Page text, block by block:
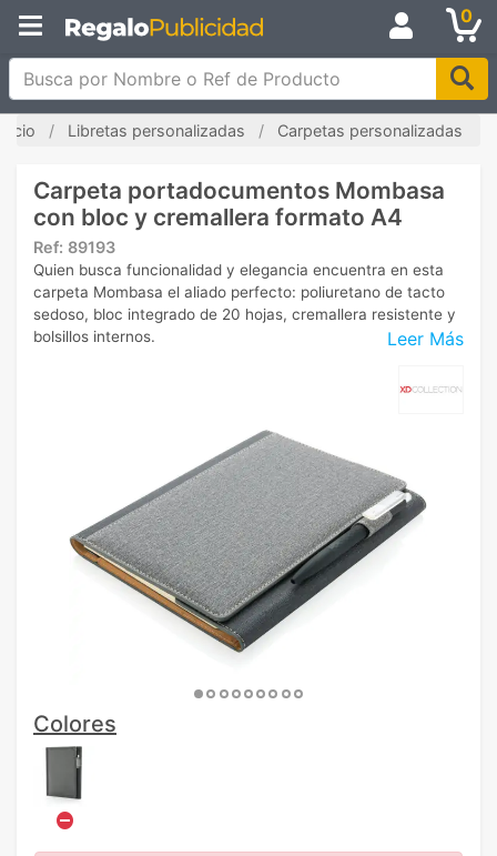
0
Busca por Nombre o Ref de Producto
Libretas personalizadas Carpetas personalizadas
Carpeta portadocumentos Mombasa
con bloc y cremallera formato A4
Ref: 89193
Leer Más
Quien busca funcionalidad y elegancia encuentra en esta
carpeta Mombasa el aliado perfecto: poliuretano de tacto
sedoso, bloc integrado de 20 hojas, cremallera resistente y
bolsillos internos.
Colores